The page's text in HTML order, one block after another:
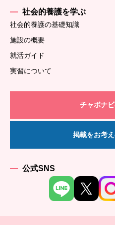
社会的養護を学ぶ
社会的養護の基礎知識
施設の概要
就活ガイド
実習について
チャボナ
掲載をお考
公式SNS